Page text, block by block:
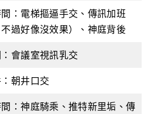
：電梯摳逼手交、傳訊加班
不過好像沒效果）、神庭背後
會議室視訊乳交
朝井口交
：神庭騎乘、推特新里垢、傳